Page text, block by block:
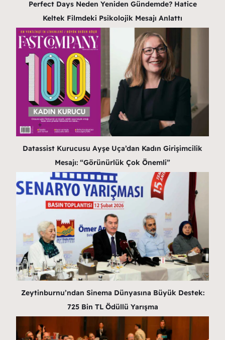
Perfect Days Neden Yeniden Gündemde? Hatice
Keltek Filmdeki Psikolojik Mesajı Anlattı
Datassist Kurucusu Ayşe Uça’dan Kadın Girişimcilik
Mesajı: “Görünürlük Çok Önemli”
Zeytinburnu’ndan Sinema Dünyasına Büyük Destek:
725 Bin TL Ödüllü Yarışma